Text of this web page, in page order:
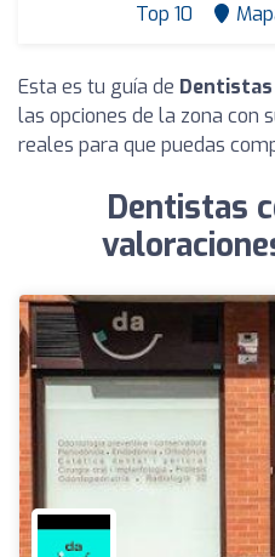
Top 10
Esta es tu guía de
las opciones de la zona con
reales para que puedas
Dentistas